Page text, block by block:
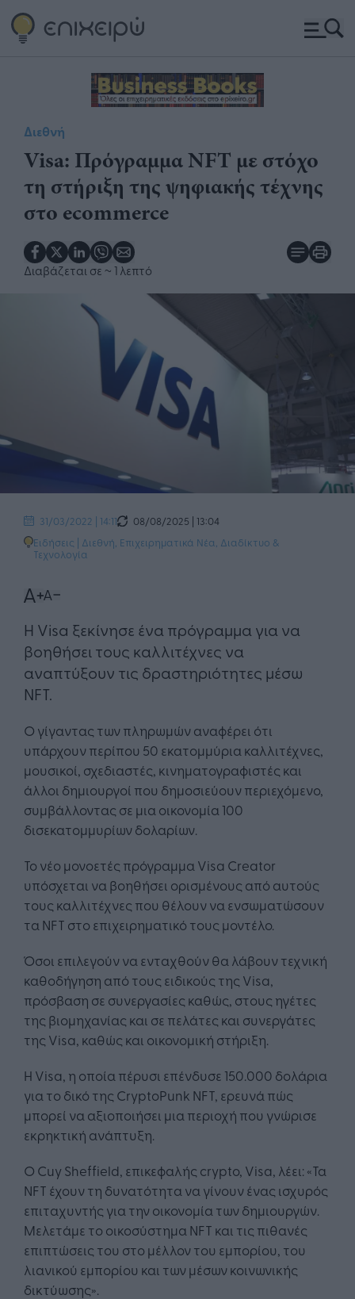
Διεθνή
Visa: Πρόγραμμα NFT με στόχο
τη στήριξη της ψηφιακής τέχνης
στο ecommerce
Διαβάζεται σε ~ 1 λεπτό
31/03/2022 | 14:11
08/08/2025 | 13:04
Ειδήσεις | Διεθνή Επιχειρηματικά Νέα Διαδίκτυο &
Τεχνολογία
​Η Visa ξεκίνησε ένα πρόγραμμα για να
βοηθήσει τους καλλιτέχνες να
αναπτύξουν τις δραστηριότητες μέσω
NFT.
Ο γίγαντας των πληρωμών αναφέρει ότι
υπάρχουν περίπου 50 εκατομμύρια καλλιτέχνες,
μουσικοί, σχεδιαστές, κινηματογραφιστές και
άλλοι δημιουργοί που δημοσιεύουν περιεχόμενο,
συμβάλλοντας σε μια οικονομία 100
δισεκατομμυρίων δολαρίων.
Το νέο μονοετές πρόγραμμα Visa Creator
υπόσχεται να βοηθήσει ορισμένους από αυτούς
τους καλλιτέχνες που θέλουν να ενσωματώσουν
τα NFT στο επιχειρηματικό τους μοντέλο.
Όσοι επιλεγούν να ενταχθούν θα λάβουν τεχνική
καθοδήγηση από τους ειδικούς της Visa,
πρόσβαση σε συνεργασίες καθώς, στους ηγέτες
της βιομηχανίας και σε πελάτες και συνεργάτες
της Visa, καθώς και οικονομική στήριξη.
Η Visa, η οποία πέρυσι επένδυσε 150.000 δολάρια
για το δικό της CryptoPunk NFT, ερευνά πώς
μπορεί να αξιοποιήσει μια περιοχή που γνώρισε
εκρηκτική ανάπτυξη.
Ο Cuy Sheffield, επικεφαλής crypto, Visa, λέει: «Τα
NFT έχουν τη δυνατότητα να γίνουν ένας ισχυρός
επιταχυντής για την οικονομία των δημιουργών.
Μελετάμε το οικοσύστημα NFT και τις πιθανές
επιπτώσεις του στο μέλλον του εμπορίου, του
λιανικού εμπορίου και των μέσων κοινωνικής
δικτύωσης».